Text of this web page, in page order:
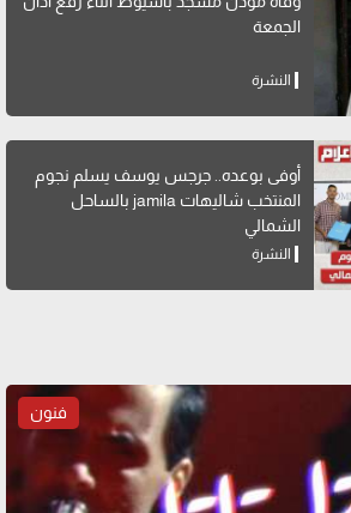
الجمعة
النشرة
أوفى بوعده.. جرجس يوسف يسلم نجوم
المنتخب شاليهات jamila بالساحل
الشمالي
النشرة
فنون